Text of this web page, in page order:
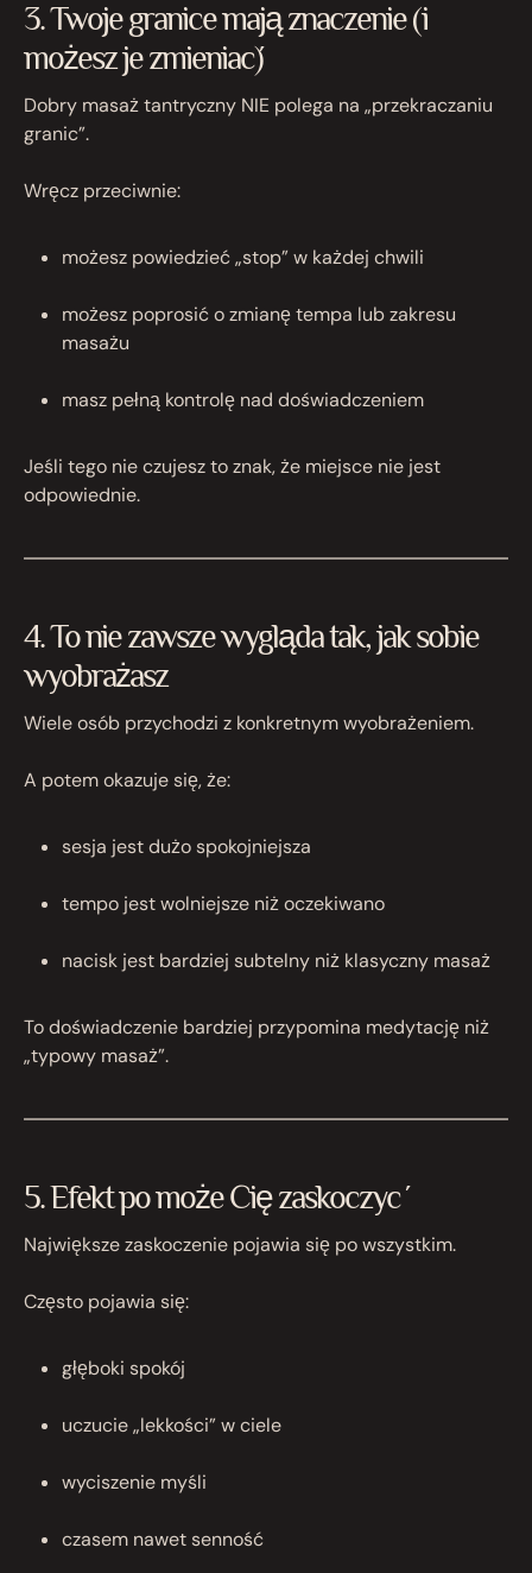
3. Twoje granice mają znaczenie (i
możesz je zmieniać)
Dobry masaż tantryczny NIE polega na „przekraczaniu
granic”.
Wręcz przeciwnie:
możesz powiedzieć „stop” w każdej chwili
możesz poprosić o zmianę tempa lub zakresu
masażu
masz pełną kontrolę nad doświadczeniem
Jeśli tego nie czujesz to znak, że miejsce nie jest
odpowiednie.
4. To nie zawsze wygląda tak, jak sobie
wyobrażasz
Wiele osób przychodzi z konkretnym wyobrażeniem.
A potem okazuje się, że:
sesja jest dużo spokojniejsza
tempo jest wolniejsze niż oczekiwano
nacisk jest bardziej subtelny niż klasyczny masaż
To doświadczenie bardziej przypomina medytację niż
„typowy masaż”.
5. Efekt po może Cię zaskoczyć
Największe zaskoczenie pojawia się po wszystkim.
Często pojawia się:
głęboki spokój
uczucie „lekkości” w ciele
wyciszenie myśli
czasem nawet senność